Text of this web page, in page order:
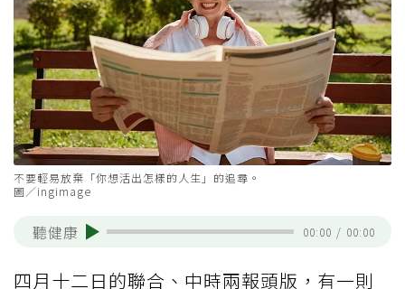
不要輕易放棄「你想活出怎樣的人生」的追尋。
圖／ingimage
聽健康 00:00 / 00:00
四月十二日的聯合、中時兩報頭版，有一則